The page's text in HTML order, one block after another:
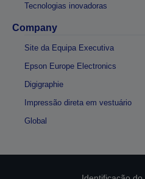
Tecnologias inovadoras
Company
Site da Equipa Executiva
Epson Europe Electronics
Digigraphie
Impressão direta em vestuário
Global